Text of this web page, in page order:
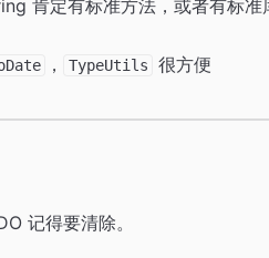
肯定有标准方法，或者有标准
， TypeUtils 很方便
记得要清除。